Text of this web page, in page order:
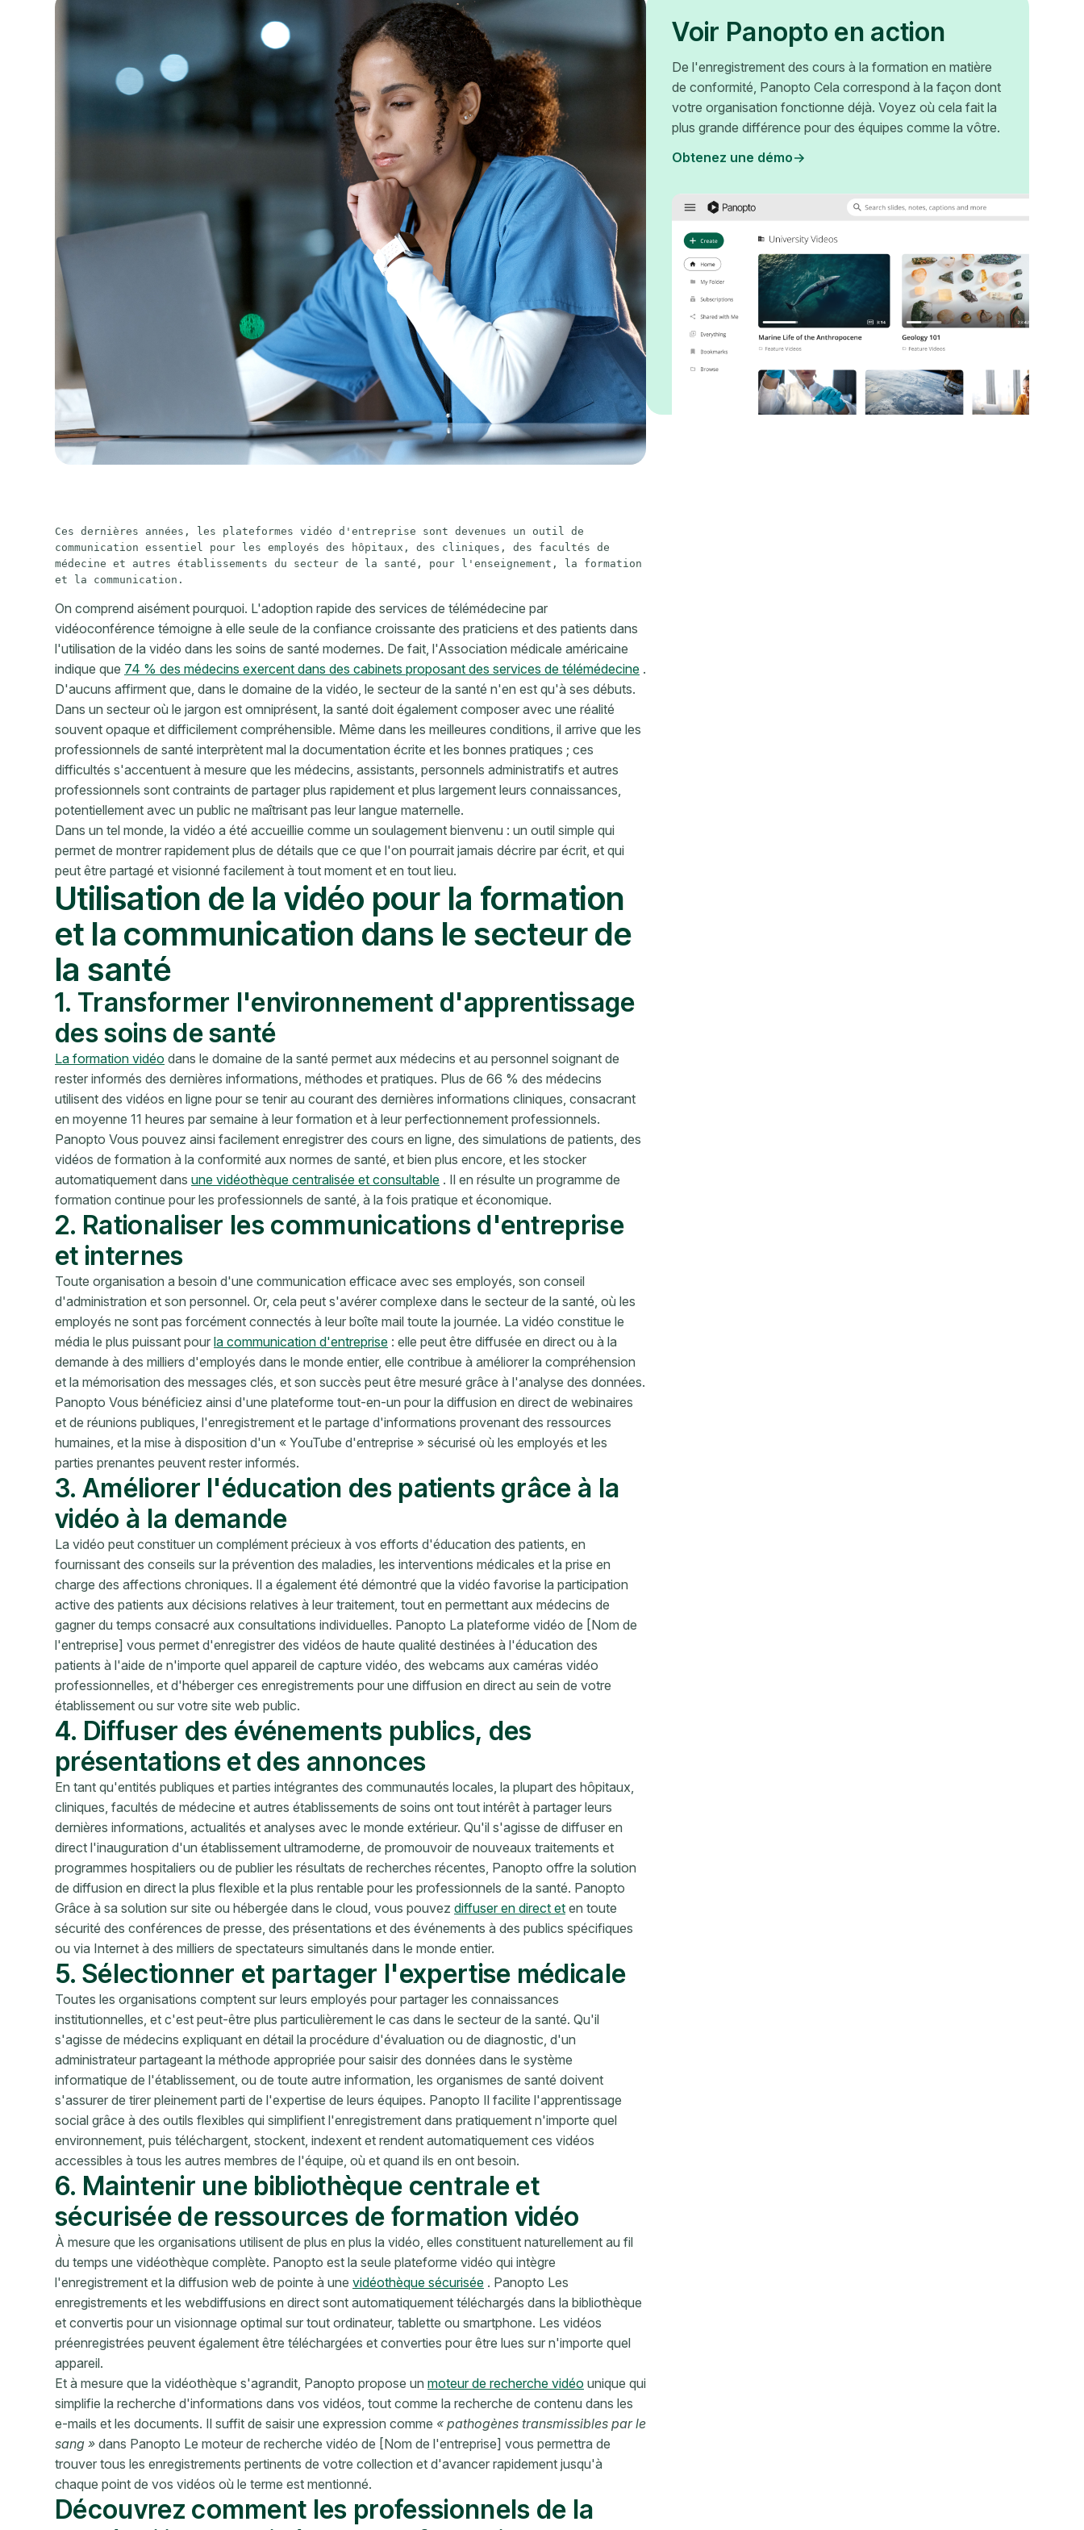
Ces dernières années, les plateformes vidéo d'entreprise sont devenues un outil de
communication essentiel pour les employés des hôpitaux, des cliniques, des facultés de
médecine et autres établissements du secteur de la santé, pour l'enseignement, la formation
et la communication.
On comprend aisément pourquoi. L'adoption rapide des services de télémédecine par
vidéoconférence témoigne à elle seule de la confiance croissante des praticiens et des patients dans
l'utilisation de la vidéo dans les soins de santé modernes. De fait, l'Association médicale américaine
indique que 74 % des médecins exercent dans des cabinets proposant des services de télémédecine .
D'aucuns affirment que, dans le domaine de la vidéo, le secteur de la santé n'en est qu'à ses débuts.
Dans un secteur où le jargon est omniprésent, la santé doit également composer avec une réalité
souvent opaque et difficilement compréhensible. Même dans les meilleures conditions, il arrive que les
professionnels de santé interprètent mal la documentation écrite et les bonnes pratiques ; ces
difficultés s'accentuent à mesure que les médecins, assistants, personnels administratifs et autres
professionnels sont contraints de partager plus rapidement et plus largement leurs connaissances,
potentiellement avec un public ne maîtrisant pas leur langue maternelle.
Dans un tel monde, la vidéo a été accueillie comme un soulagement bienvenu : un outil simple qui
permet de montrer rapidement plus de détails que ce que l'on pourrait jamais décrire par écrit, et qui
peut être partagé et visionné facilement à tout moment et en tout lieu.
Utilisation de la vidéo pour la formation
et la communication dans le secteur de
la santé
1. Transformer l'environnement d'apprentissage
des soins de santé
La formation vidéo dans le domaine de la santé permet aux médecins et au personnel soignant de
rester informés des dernières informations, méthodes et pratiques. Plus de 66 % des médecins
utilisent des vidéos en ligne pour se tenir au courant des dernières informations cliniques, consacrant
en moyenne 11 heures par semaine à leur formation et à leur perfectionnement professionnels.
Panopto Vous pouvez ainsi facilement enregistrer des cours en ligne, des simulations de patients, des
vidéos de formation à la conformité aux normes de santé, et bien plus encore, et les stocker
automatiquement dans une vidéothèque centralisée et consultable . Il en résulte un programme de
formation continue pour les professionnels de santé, à la fois pratique et économique.
2. Rationaliser les communications d'entreprise
et internes
Toute organisation a besoin d'une communication efficace avec ses employés, son conseil
d'administration et son personnel. Or, cela peut s'avérer complexe dans le secteur de la santé, où les
employés ne sont pas forcément connectés à leur boîte mail toute la journée. La vidéo constitue le
média le plus puissant pour la communication d'entreprise : elle peut être diffusée en direct ou à la
demande à des milliers d'employés dans le monde entier, elle contribue à améliorer la compréhension
et la mémorisation des messages clés, et son succès peut être mesuré grâce à l'analyse des données.
Panopto Vous bénéficiez ainsi d'une plateforme tout-en-un pour la diffusion en direct de webinaires
et de réunions publiques, l'enregistrement et le partage d'informations provenant des ressources
humaines, et la mise à disposition d'un « YouTube d'entreprise » sécurisé où les employés et les
parties prenantes peuvent rester informés.
3. Améliorer l'éducation des patients grâce à la
vidéo à la demande
La vidéo peut constituer un complément précieux à vos efforts d'éducation des patients, en
fournissant des conseils sur la prévention des maladies, les interventions médicales et la prise en
charge des affections chroniques. Il a également été démontré que la vidéo favorise la participation
active des patients aux décisions relatives à leur traitement, tout en permettant aux médecins de
gagner du temps consacré aux consultations individuelles. Panopto La plateforme vidéo de [Nom de
l'entreprise] vous permet d'enregistrer des vidéos de haute qualité destinées à l'éducation des
patients à l'aide de n'importe quel appareil de capture vidéo, des webcams aux caméras vidéo
professionnelles, et d'héberger ces enregistrements pour une diffusion en direct au sein de votre
établissement ou sur votre site web public.
4. Diffuser des événements publics, des
présentations et des annonces
En tant qu'entités publiques et parties intégrantes des communautés locales, la plupart des hôpitaux,
cliniques, facultés de médecine et autres établissements de soins ont tout intérêt à partager leurs
dernières informations, actualités et analyses avec le monde extérieur. Qu'il s'agisse de diffuser en
direct l'inauguration d'un établissement ultramoderne, de promouvoir de nouveaux traitements et
programmes hospitaliers ou de publier les résultats de recherches récentes, Panopto offre la solution
de diffusion en direct la plus flexible et la plus rentable pour les professionnels de la santé. Panopto
Grâce à sa solution sur site ou hébergée dans le cloud, vous pouvez diffuser en direct et en toute
sécurité des conférences de presse, des présentations et des événements à des publics spécifiques
ou via Internet à des milliers de spectateurs simultanés dans le monde entier.
5. Sélectionner et partager l'expertise médicale
Toutes les organisations comptent sur leurs employés pour partager les connaissances
institutionnelles, et c'est peut-être plus particulièrement le cas dans le secteur de la santé. Qu'il
s'agisse de médecins expliquant en détail la procédure d'évaluation ou de diagnostic, d'un
administrateur partageant la méthode appropriée pour saisir des données dans le système
informatique de l'établissement, ou de toute autre information, les organismes de santé doivent
s'assurer de tirer pleinement parti de l'expertise de leurs équipes. Panopto Il facilite l'apprentissage
social grâce à des outils flexibles qui simplifient l'enregistrement dans pratiquement n'importe quel
environnement, puis téléchargent, stockent, indexent et rendent automatiquement ces vidéos
accessibles à tous les autres membres de l'équipe, où et quand ils en ont besoin.
6. Maintenir une bibliothèque centrale et
sécurisée de ressources de formation vidéo
À mesure que les organisations utilisent de plus en plus la vidéo, elles constituent naturellement au fil
du temps une vidéothèque complète. Panopto est la seule plateforme vidéo qui intègre
l'enregistrement et la diffusion web de pointe à une vidéothèque sécurisée . Panopto Les
enregistrements et les webdiffusions en direct sont automatiquement téléchargés dans la bibliothèque
et convertis pour un visionnage optimal sur tout ordinateur, tablette ou smartphone. Les vidéos
préenregistrées peuvent également être téléchargées et converties pour être lues sur n'importe quel
appareil.
Et à mesure que la vidéothèque s'agrandit, Panopto propose un moteur de recherche vidéo unique qui
simplifie la recherche d'informations dans vos vidéos, tout comme la recherche de contenu dans les
e-mails et les documents. Il suffit de saisir une expression comme « pathogènes transmissibles par le
sang » dans Panopto Le moteur de recherche vidéo de [Nom de l'entreprise] vous permettra de
trouver tous les enregistrements pertinents de votre collection et d'avancer rapidement jusqu'à
chaque point de vos vidéos où le terme est mentionné.
Découvrez comment les professionnels de la
Voir Panopto en action
De l'enregistrement des cours à la formation en matière
de conformité, Panopto Cela correspond à la façon dont
votre organisation fonctionne déjà. Voyez où cela fait la
plus grande différence pour des équipes comme la vôtre.
Obtenez une démo